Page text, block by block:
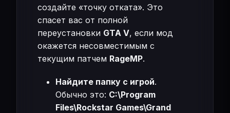
создайте «точку отката». Это
спасет вас от полной
переустановки GTA V, если мод
окажется несовместимым с
текущим патчем RageMP.
Найдите папку с игрой.
Обычно это: C:\Program
Files\Rockstar Games\Grand